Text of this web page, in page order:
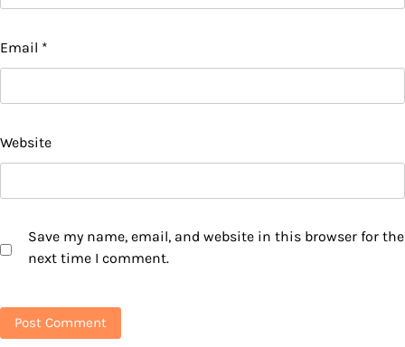
Email *
Website
Save my name, email, and website in this browser for the
next time I comment.